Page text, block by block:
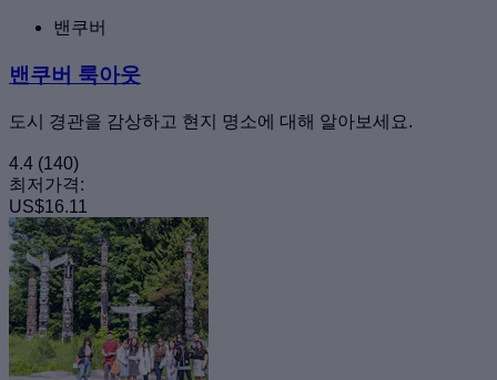
밴쿠버
밴쿠버 룩아웃
도시 경관을 감상하고 현지 명소에 대해 알아보세요.
4.4 (140)
최저가격:
US$16.11